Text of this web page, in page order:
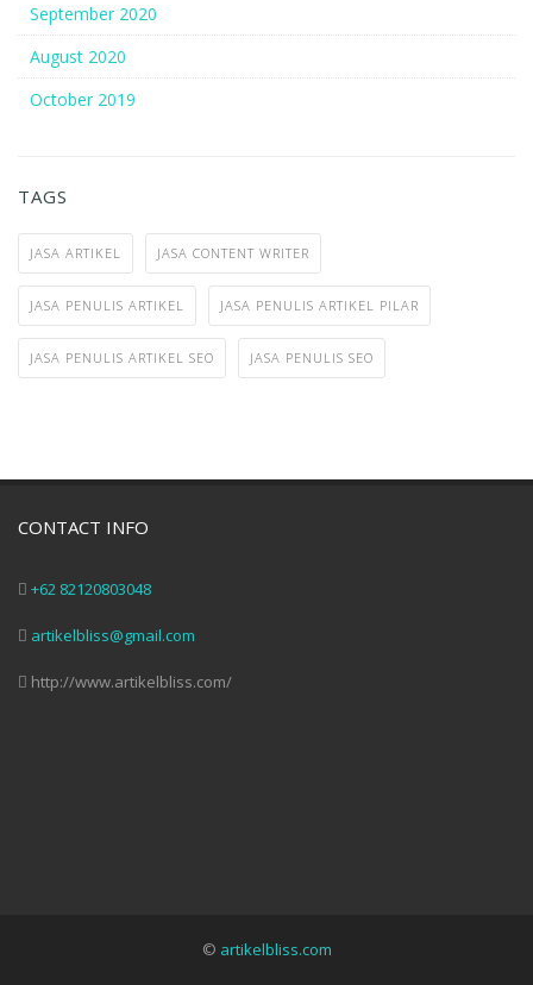
September 2020
August 2020
October 2019
TAGS
JASA ARTIKEL JASA CONTENT WRITER
JASA PENULIS ARTIKEL JASA PENULIS ARTIKEL PILAR
JASA PENULIS ARTIKEL SEO JASA PENULIS SEO
CONTACT INFO
+62 82120803048
artikelbliss@gmail.com
http://www.artikelbliss.com/
© artikelbliss.com